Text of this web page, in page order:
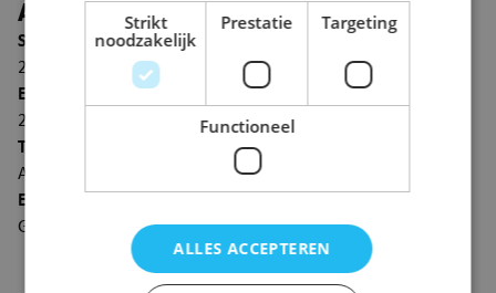
Algemeen
Startdatum
20 december 2024
Einddatum
20 december 2026
Type
Andere
Eigenaar
Gemeente Puurs-Sint-Amands
Strikt
noodzakelijk
Prestatie Targeting
Functioneel
ALLES ACCEPTEREN